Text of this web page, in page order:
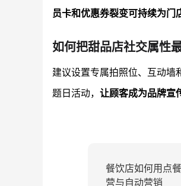
员卡和优惠券裂变可持续为门
如何把甜品店社交属性
建议设置专属拍照位、互动墙
题日活动， 让顾客成为品牌宣
餐饮店如何用点
营与自动营销